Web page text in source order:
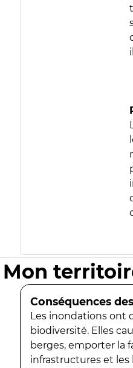
Mon
Conséquences
Les inondations ont
biodiversité. Elles
berges, emporter la
infrastructures et les